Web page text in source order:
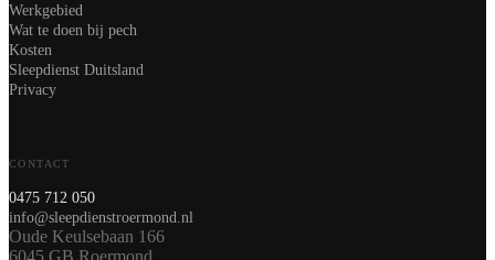
Werkgebied
Wat te doen bij pech
Kosten
Sleepdienst Duitsland
Privacy
CONTACT
0475 712 050
info@sleepdienstroermond.nl
Oude Keulsebaan 166